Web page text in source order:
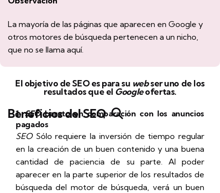
La mayoría de las páginas que aparecen en Google y
otros motores de búsqueda pertenecen a un nicho,
que no se llama aquí.
El objetivo de SEO es para su webser uno de los
resultados que el Googleofertas.
Beneficios del SEO
1.SEObarato en comparación con los anuncios
pagados
SEOSólo requiere la inversión de tiempo regular
en la creación de un buen contenido y una buena
cantidad de paciencia de su parte. Al poder
aparecer en la parte superior de los resultados de
búsqueda del motor de búsqueda, verá un buen